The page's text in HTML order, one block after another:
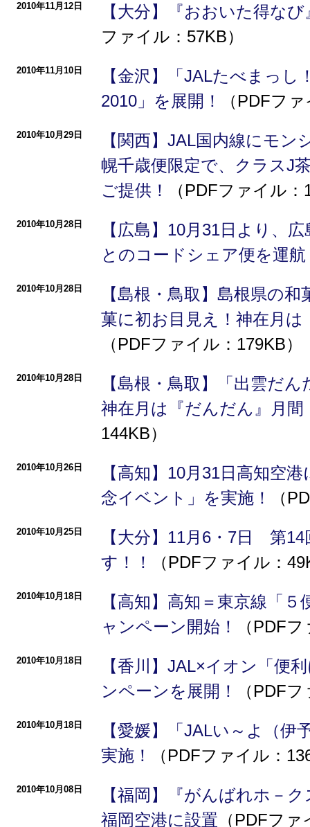
2010年11月12日
【大分】『おおいた得な
ファイル：57KB）
2010年11月10日
【金沢】「JALたべまっ
2010」を展開！
（PDFフ
2010年10月29日
【関西】JAL国内線にモ
幌千歳便限定で、クラスJ
ご提供！
（PDFファイル：
2010年10月28日
【広島】10月31日より、
とのコードシェア便を運航
2010年10月28日
【島根・鳥取】島根県の
菓に初お目見え！神在月
（PDFファイル：179KB）
2010年10月28日
【島根・鳥取】「出雲だ
神在月は『だんだん』月
144KB）
2010年10月26日
【高知】10月31日高知空
念イベント」を実施！
（
2010年10月25日
【大分】11月6・7日 第
す！！
（PDFファイル：
2010年10月18日
【高知】高知＝東京線「
ャンペーン開始！
（PDF
2010年10月18日
【香川】JAL×イオン「便
ンペーンを展開！
（PDF
2010年10月18日
【愛媛】「JALい～よ（
実施！
（PDFファイル：
2010年10月08日
【福岡】『がんばれホ－
福岡空港に設置 （PDFフ